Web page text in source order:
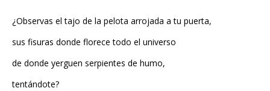
¿Observas el tajo de la pelota arrojada a tu puerta,
sus fisuras donde florece todo el universo
de donde yerguen serpientes de humo,
tentándote?